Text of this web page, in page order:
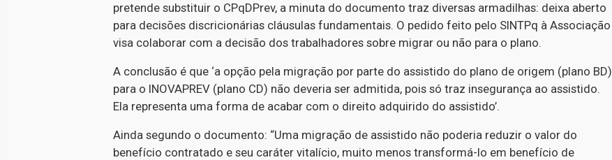
pretende substituir o CPqDPrev, a minuta do documento traz diversas armadilhas: deixa aberto
para decisões discricionárias cláusulas fundamentais. O pedido feito pelo SINTPq à Associação
visa colaborar com a decisão dos trabalhadores sobre migrar ou não para o plano.
A conclusão é que ‘a opção pela migração por parte do assistido do plano de origem (plano BD)
para o INOVAPREV (plano CD) não deveria ser admitida, pois só traz insegurança ao assistido.
Ela representa uma forma de acabar com o direito adquirido do assistido’.
Ainda segundo o documento: “Uma migração de assistido não poderia reduzir o valor do
benefício contratado e seu caráter vitalício, muito menos transformá-lo em benefício de